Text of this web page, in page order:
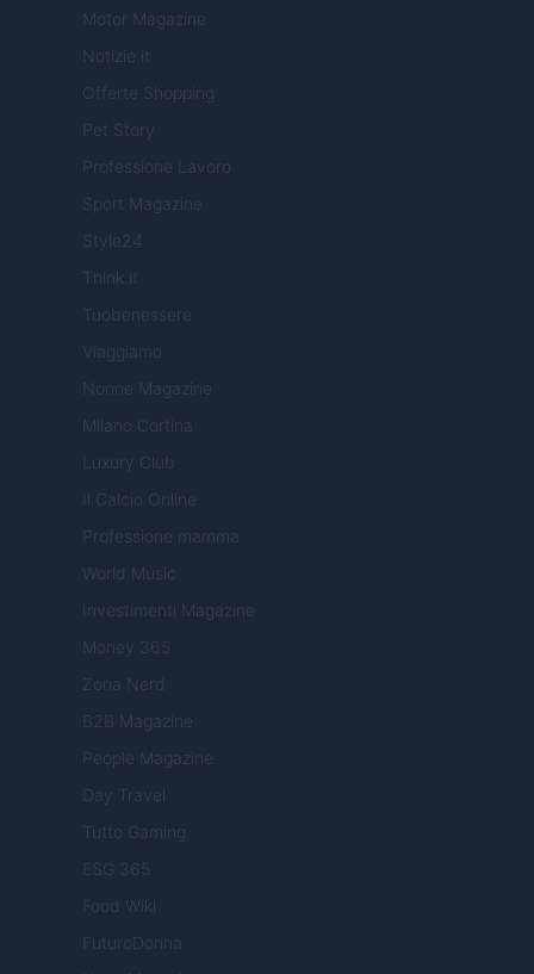
Motor Magazine
Notizie.it
Offerte Shopping
Pet Story
Professione Lavoro
Sport Magazine
Style24
Think.it
Tuobenessere
Viaggiamo
Nonne Magazine
Milano Cortina
Luxury Club
Il Calcio Online
Professione mamma
World Music
Investimenti Magazine
Money 365
Zona Nerd
B2B Magazine
People Magazine
Day Travel
Tutto Gaming
ESG 365
Food Wiki
FuturoDonna